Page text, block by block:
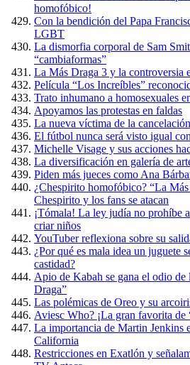
homofóbico!
Con la bendición del Papa
LGBT
La dismorfia corporal de Sam
“cambiaformas”
La Más Draga 3 y la controversia
Película “Los Increíbles”
Trato inhumano a homosexuales
Apoyamos las protestas en faldas
La nueva víctima de la
El fútbol nunca será visto igual
Michelle Visage y sus acciones
La diversificación en galería de
Piden más jueces como Ana
¿Chespirito homofóbico? “La
Chespirito y los fans se atacan
¡Tómala! La ley judía no prohíbe
criar niños
YouTuber reflexiona sobre su
¿Por qué es mala idea un juguete
castidad?
Apio de Kabah se gana el odio de
Draga”
Las polémicas de Oreo y su
Aviesc Who? ¡La gran favorita de
La importancia de Martin Jenkins
California
Restricciones en Exatlón y